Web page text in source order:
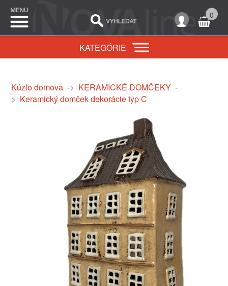
0
KATEGÓRIE
Kúzlo domova-> KERAMICKÉ DOMČEKY-
> Keramický domček dekorácie typ C